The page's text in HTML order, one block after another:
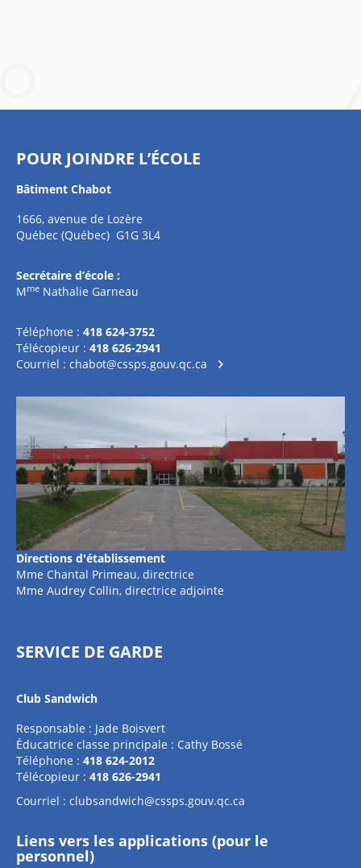
POUR JOINDRE L’ÉCOLE
Bâtiment Chabot
1666, avenue de Lozère
Québec (Québec) G1G 3L4
Secrétaire d’école :
Mme Nathalie Garneau
Téléphone : 418 624-3752
Télécopieur : 418 626-2941
Courriel : chabot@cssps.gouv.qc.ca
Directions d'établissement
Mme Chantal Primeau, directrice
Mme Audrey Collin, directrice adjointe
SERVICE DE GARDE
Club Sandwich
Responsable : Jade Boisvert
Éducatrice classe principale : Cathy Bossé
Téléphone : 418 624-2012
Télécopieur : 418 626-2941
Courriel : clubsandwich@cssps.gouv.qc.ca
Liens vers les applications (pour le
personnel)